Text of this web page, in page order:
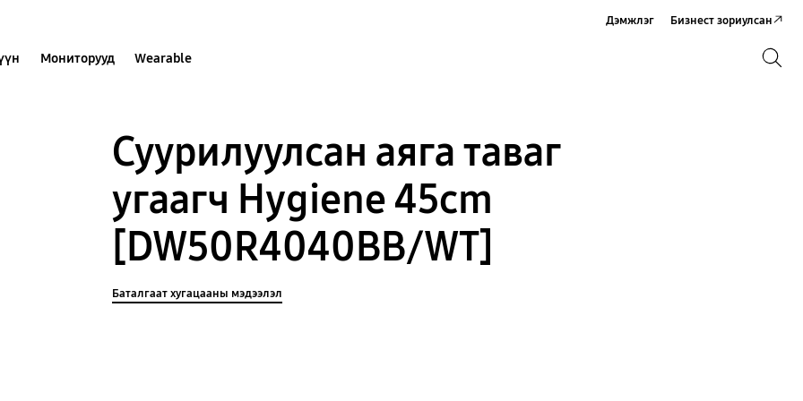
Мониторууд Wearable
Дэмжлэг Бизнест зориулсан
Суурилуулсан аяга таваг
угаагч Hygiene 45cm
[DW50R4040BB/WT]
Баталгаат хугацааны мэдээлэл